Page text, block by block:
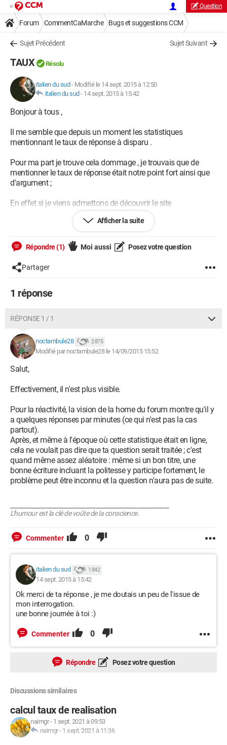
Question
Forum CommentCaMarche Bugs et suggestions CCM
Sujet Précédent Sujet Suivant
TAUX Résolu
italien du sud - Modifié le 14 sept. 2015 à 12:50
italien du sud - 14 sept. 2015 à 15:42
Bonjour à tous ,
Il me semble que depuis un moment les statistiques
mentionnant le taux de réponse à disparu .
Pour ma part je trouve cela dommage , je trouvais que de
mentionner le taux de réponse était notre point fort ainsi que
d'argument ;
En effet si je viens admettons de découvrir le site
commentçamarche.net , et que j'ai besoin de poser une
question à résoudre , voir cette information , je me dirais ,
du bénévolat , je me dirai également que j'aurai la certitude
d'avoir une réponse rapidement.
Juste une petite opinion , cela faisait un petit moment que je
dont j'ignore son chemin dans le site ...
Bien à vous , bonne journée et merci de m'avoir lu :)
Afficher la suite
Répondre (1) Moi aussi Posez votre question
Partager
1 réponse
RÉPONSE 1 / 1
noctambule28 2 875
Modifié par noctambule28 le 14/09/2015 15:52
Salut,
Effectivement, il n'est plus visible.
Pour la réactivité, la vision de la home du forum montre qu'il y
a quelques réponses par minutes (ce qui n'est pas la cas
partout).
Après, et même à l'époque où cette statistique était en ligne,
cela ne voulait pas dire que ta question serait traitée ; c'est
quand même assez aléatoire : même si un bon titre, une
bonne écriture incluant la politesse y participe fortement, le
problème peut être inconnu et la question n'aura pas de suite.
L'humour est la clé de voûte de la conscience.
Commenter 0
italien du sud 1 842
14 sept. 2015 à 15:42
Ok merci de ta réponse , je me doutais un peu de l'issue de
mon interrogation.
une bonne journée à toi :)
Commenter 0
Répondre Posez votre question
Discussions similaires
calcul taux de realisation
naimgr- 1 sept. 2021 à 09:53
naimgr- 1 sept. 2021 à 11:36